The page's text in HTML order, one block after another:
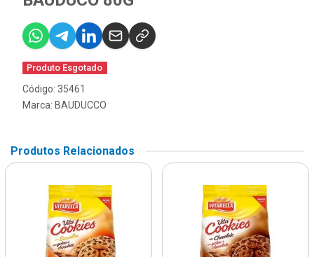
Produto Esgotado
Código: 35461
Marca: BAUDUCCO
Produtos Relacionados